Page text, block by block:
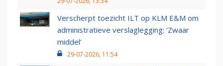
Verscherpt toezicht ILT op KLM E&M om
administratieve verslaglegging: ‘Zwaar
middel’
29-07-2026, 11:54